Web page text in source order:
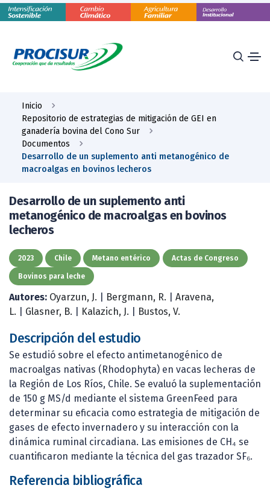
Inicio
Repositorio de estrategias de mitigación de GEI en
ganadería bovina del Cono Sur
Documentos
Desarrollo de un suplemento anti metanogénico de
macroalgas en bovinos lecheros
Desarrollo de un suplemento anti
metanogénico de macroalgas en bovinos
lecheros
2023 Chile Metano entérico Actas de Congreso
Bovinos para leche
Autores: Oyarzun, J. Bergmann, R.
Aravena,
L.
Glasner, B. Kalazich, J. Bustos, V.
Descripción del estudio
Se estudió sobre el efecto antimetanogénico de
macroalgas nativas (Rhodophyta) en vacas lecheras de
la Región de Los Ríos, Chile. Se evaluó la suplementación
de 150 g MS/d mediante el sistema GreenFeed para
determinar su eficacia como estrategia de mitigación de
gases de efecto invernadero y su interacción con la
dinámica ruminal circadiana. Las emisiones de CH₄ se
cuantificaron mediante la técnica del gas trazador SF₆.
Referencia bibliográfica